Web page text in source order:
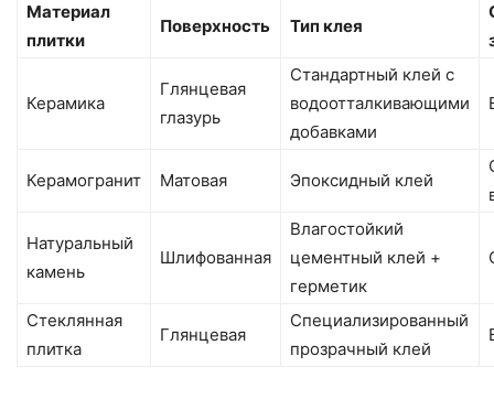
Материал
плитки
Поверхность Тип клея
Керамика
Глянцевая
глазурь
Стандартный клей с
водоотталкивающими
добавками
Керамогранит Матовая Эпоксидный клей
Натуральный
камень
Шлифованная
Влагостойкий
цементный клей +
герметик
Стеклянная
плитка
Глянцевая
Специализированный
прозрачный клей